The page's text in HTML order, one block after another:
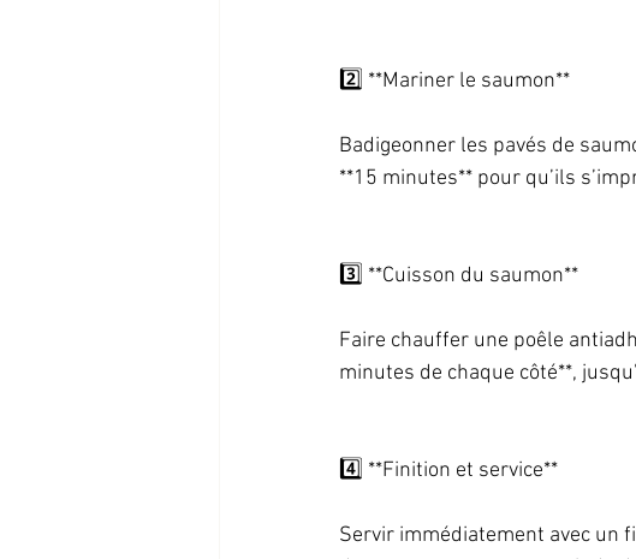
2️⃣ **Mariner le saumon**
Badigeonner les pavés de
**15 minutes** pour qu’ils
3️⃣ **Cuisson du saumon**
Faire chauffer une poêle
minutes de chaque côté**,
4️⃣ **Finition et service**
Servir immédiatement avec un